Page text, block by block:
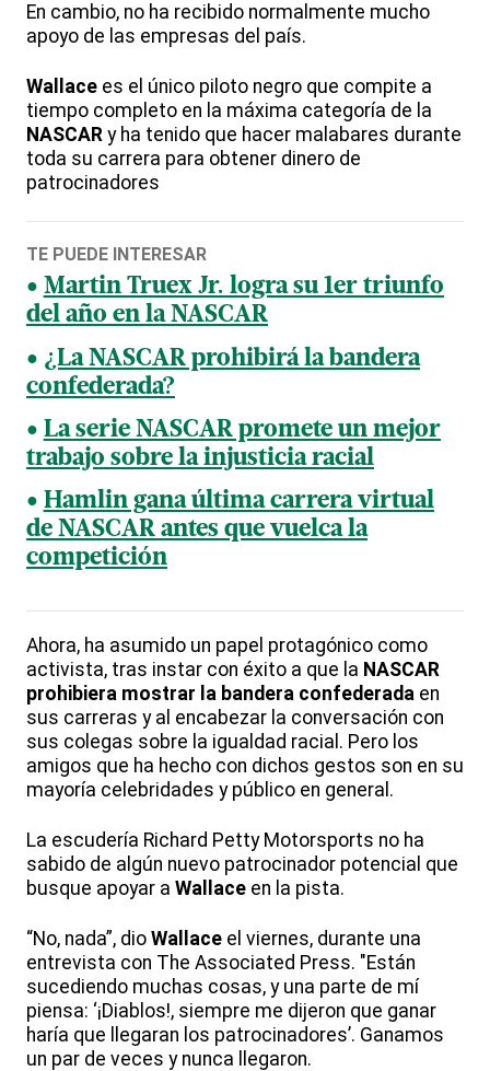
En cambio, no ha recibido normalmente mucho
apoyo de las empresas del país.
Wallace es el único piloto negro que compite a
tiempo completo en la máxima categoría de la
NASCAR y ha tenido que hacer malabares durante
toda su carrera para obtener dinero de
patrocinadores
TE PUEDE INTERESAR
Martin Truex Jr. logra su 1er triunfo
del año en la NASCAR
¿La NASCAR prohibirá la bandera
confederada?
La serie NASCAR promete un mejor
trabajo sobre la injusticia racial
Hamlin gana última carrera virtual
de NASCAR antes que vuelca la
competición
Ahora, ha asumido un papel protagónico como
activista, tras instar con éxito a que la NASCAR
prohibiera mostrar la bandera confederada en
sus carreras y al encabezar la conversación con
sus colegas sobre la igualdad racial. Pero los
amigos que ha hecho con dichos gestos son en su
mayoría celebridades y público en general.
La escudería Richard Petty Motorsports no ha
sabido de algún nuevo patrocinador potencial que
busque apoyar a Wallace en la pista.
“No, nada”, dio Wallace el viernes, durante una
entrevista con The Associated Press. "Están
sucediendo muchas cosas, y una parte de mí
piensa: ‘¡Diablos!, siempre me dijeron que ganar
haría que llegaran los patrocinadores’. Ganamos
un par de veces y nunca llegaron.